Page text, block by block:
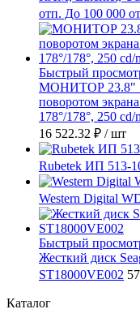
отп. До 100 000
Быстрый
МОНИТОР 23.8"
поворотом
178°/178°, 250
16 522.32 ₽ / шт
Rubetek ИП
Western Digital
Быстрый
Жесткий диск
ST18000VE002
Каталог